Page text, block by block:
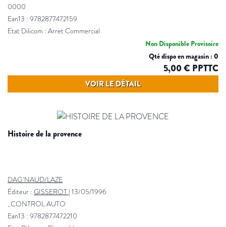
0000
Ean13 : 9782877472159
Etat Dilicom : Arret Commercial
Non Disponible Provisoire
Qté dispo en magasin : 0
5,00 € PPTTC
VOIR LE DÉTAIL
histoire de la provence
DAG´NAUD/LAZE
Éditeur : GISSEROT 13/05/1996
_CONTROL AUTO
Ean13 : 9782877472210